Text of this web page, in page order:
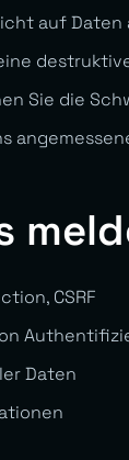
auf
Sie die
CSRF
Daten